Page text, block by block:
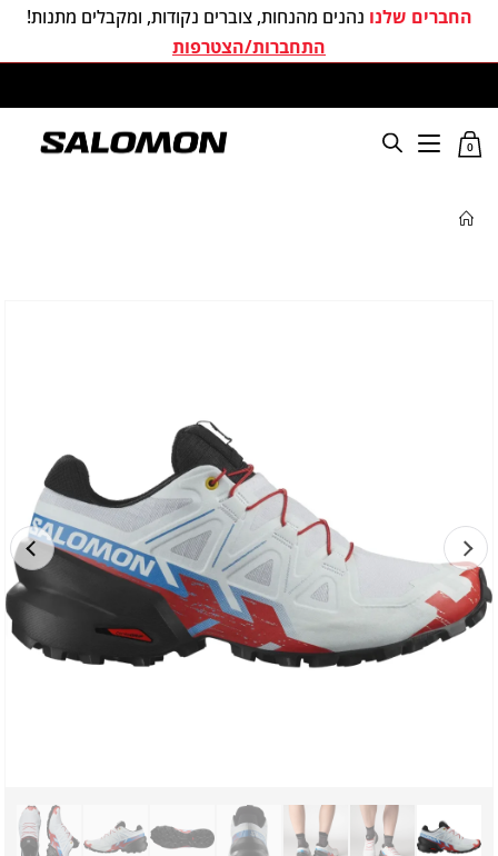
החברים שלנו נהנים מהנחות, צוברים נקודות, ומקבלים מתנות!
התחברות/הצטרפות
0